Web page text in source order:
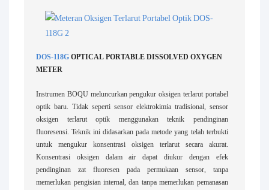
DOS-118GOPTICAL PORTABLE DISSOLVED OXYGEN
METER
Instrumen BOQU meluncurkan pengukur oksigen terlarut portabel
optik baru. Tidak seperti sensor elektrokimia tradisional, sensor
oksigen terlarut optik menggunakan teknik pendinginan
fluoresensi. Teknik ini didasarkan pada metode yang telah terbukti
untuk mengukur konsentrasi oksigen terlarut secara akurat.
Konsentrasi oksigen dalam air dapat diukur dengan efek
pendinginan zat fluoresen pada permukaan sensor, tanpa
memerlukan pengisian internal, dan tanpa memerlukan pemanasan